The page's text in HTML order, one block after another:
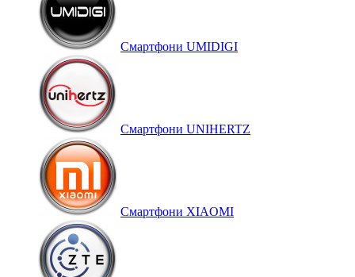
Смартфони UMIDIGI
Смартфони UNIHERTZ
Смартфони XIAOMI